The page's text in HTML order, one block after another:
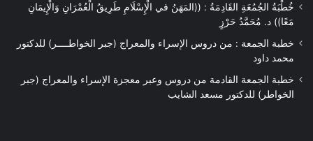
خُطْبَةُ الجُمُعَةِ القَادِمَةُ : ((المَهَنُ في الْإِسْلَامِ طَرِيقُ الْعُمْرَانِ وَالْإِيمَانِ
مَعًا)) د. مُحَمَّدُ حَرْزٍ
خطبة الجمعة : من دروس الإسراء والمعراج (جبر الخواطــــر) للدكتور
محمد داود
خطبة الجمعة القادمة من دروس وعبر معجزة الإسراء والمعراج (جبر
الخواطر) للدكتور مسعد الشايب